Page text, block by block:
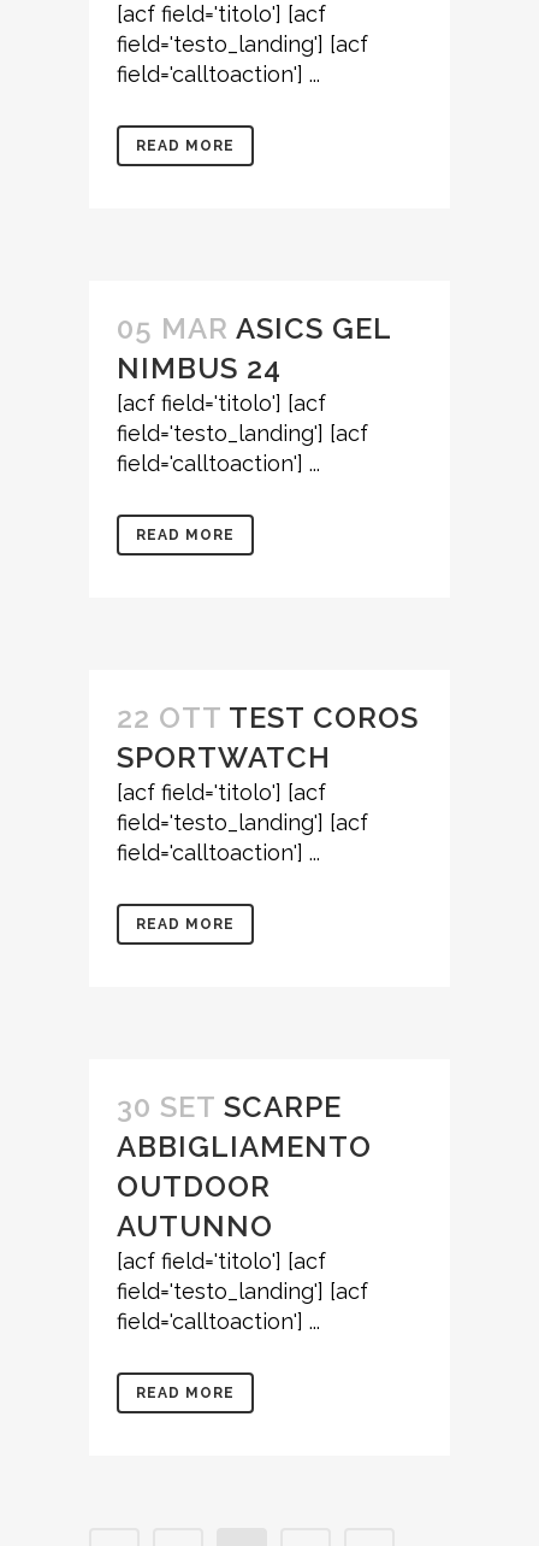
[acf field='titolo'] [acf
field='testo_landing'] [acf
field='calltoaction'] ...
READ MORE
05 MAR ASICS GEL
NIMBUS 24
[acf field='titolo'] [acf
field='testo_landing'] [acf
field='calltoaction'] ...
READ MORE
22 OTT TEST COROS
SPORTWATCH
[acf field='titolo'] [acf
field='testo_landing'] [acf
field='calltoaction'] ...
READ MORE
30 SET SCARPE
ABBIGLIAMENTO
OUTDOOR
AUTUNNO
[acf field='titolo'] [acf
field='testo_landing'] [acf
field='calltoaction'] ...
READ MORE